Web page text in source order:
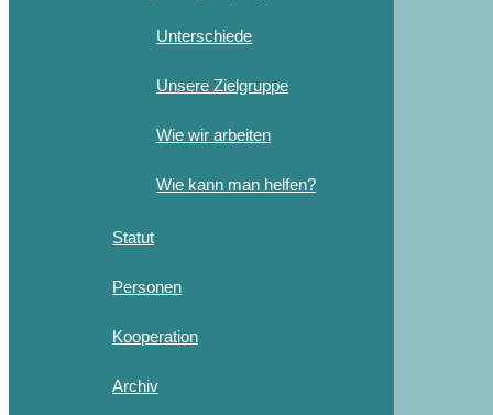
Unterschiede
Unsere Zielgruppe
Wie wir arbeiten
Wie kann man helfen?
Statut
Personen
Kooperation
Archiv